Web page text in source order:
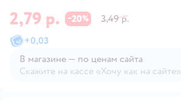
2,79 р. −20%
3,49 р.
+0,03
В магазине — по ценам сайта
Скажите на кассе «Хочу как на сайте»